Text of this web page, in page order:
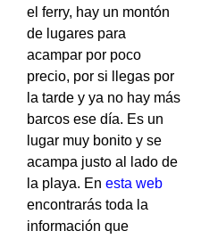
el ferry, hay un montón
de lugares para
acampar por poco
precio, por si llegas por
la tarde y ya no hay más
barcos ese día. Es un
lugar muy bonito y se
acampa justo al lado de
la playa. En esta web
encontrarás toda la
información que